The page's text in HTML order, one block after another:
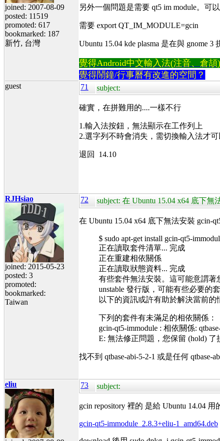
joined: 2007-08-09
posted: 11519
promoted: 617
bookmarked: 187
新竹, 台灣
另外一個問題是需要 qt5 im module。可
需要 export QT_IM_MODULE=gcin
Ubuntu 15.04 kde plasma 是在與 gnome
覺得Android中文輸入法(注音、倉
覺得鬧鐘/行事曆有改進的空間？
guest 71 subject:
確實，在拼難用的....一樣不行
1.輸入法按鈕，無法顯示在工作列上
2.選字列不時會消失，需切換輸入法才可
退回 14.10
RJHsiao
joined: 2015-05-23
posted: 3
promoted:
bookmarked:
Taiwan
72 subject: 在 Ubuntu 15.04 x64 底下無
在 Ubuntu 15.04 x64 底下無法安裝 gcin-
$ sudo apt-get install gcin-qt5-
正在讀取套件清單... 完成
正在重建相依關係
正在讀取狀態資料... 完成
有些套件無法安裝。這可能意謂
unstable 發行版，可能有些必要的
以下的資訊或許有助於解決當前的
下列的套件有未滿足的相依關係：
gcin-qt5-immodule : 相依關係:
E: 無法修正問題，您保留 (hold) 了
找不到 qtbase-abi-5-2-1 或是任何 qtbase-
eliu 73 subject:
gcin repository 裡的 是給 Ubuntu 14.04
gcin-qt5-immodule_2.8.3+eliu-1_amd64.deb